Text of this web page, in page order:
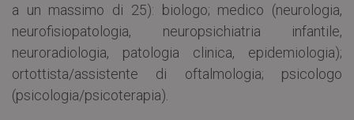
a un massimo di 25): biologo; medico (neurologia,
neurofisiopatologia, neuropsichiatria infantile,
neuroradiologia, patologia clinica, epidemiologia);
ortottista/assistente di oftalmologia; psicologo
(psicologia/psicoterapia).